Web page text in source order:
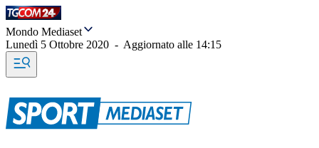
Mondo Mediaset
Lunedì 5 Ottobre 2020 - Aggiornato alle 14:15